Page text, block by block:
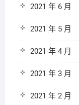
2021 年 6 月
2021 年 5 月
2021 年 4 月
2021 年 3 月
2021 年 2 月